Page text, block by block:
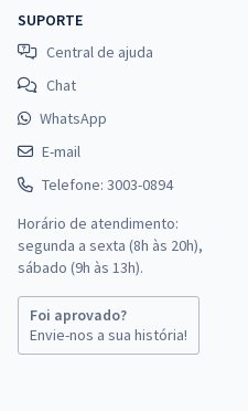
SUPORTE
Central de ajuda
Chat
WhatsApp
E-mail
Telefone: 3003-0894
Horário de atendimento:
segunda a sexta (8h às 20h),
sábado (9h às 13h).
Foi aprovado?
Envie-nos a sua história!